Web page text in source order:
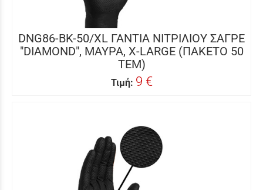
DNG86-BK-50/XL ΓΑΝΤΙΑ ΝΙΤΡΙΛΙΟΥ ΣΑΓΡΕ
"DIAMOND", ΜΑΥΡΑ, X-LARGE (ΠΑΚΕΤΟ 50
ΤΕΜ)
Τιμή: 9 €